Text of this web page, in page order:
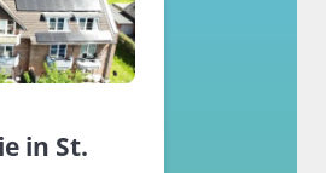
in St.